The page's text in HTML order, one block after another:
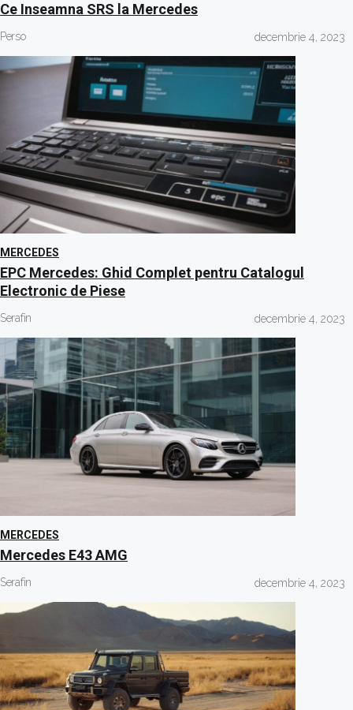
Ce Inseamna SRS la Mercedes
Perso decembrie 4, 2023
MERCEDES
EPC Mercedes: Ghid Complet pentru Catalogul
Electronic de Piese
Serafin decembrie 4, 2023
MERCEDES
Mercedes E43 AMG
Serafin decembrie 4, 2023